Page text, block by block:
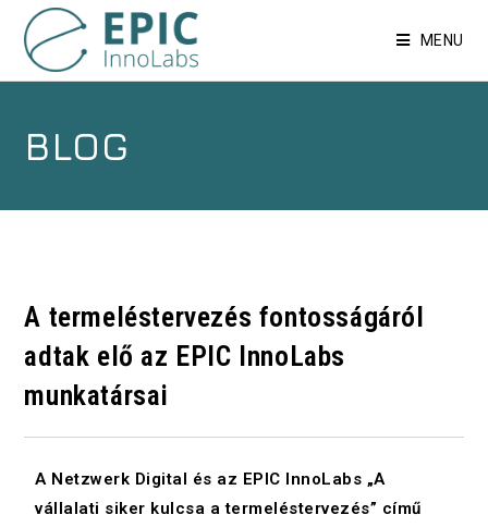
MENU
BLOG
A termeléstervezés fontosságáról
adtak elő az EPIC InnoLabs
munkatársai
A Netzwerk Digital és az EPIC InnoLabs „A
vállalati siker kulcsa a termeléstervezés” című